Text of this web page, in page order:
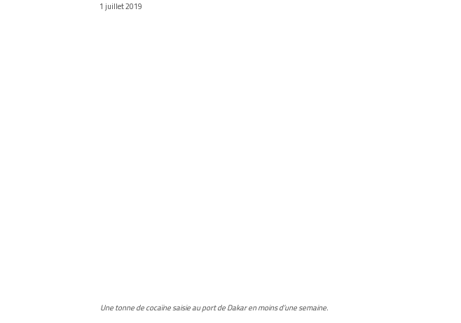
1 juillet 2019
Une tonne de cocaïne saisie au port de Dakar en moins d’une semaine.